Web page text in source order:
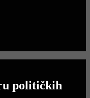
političkih